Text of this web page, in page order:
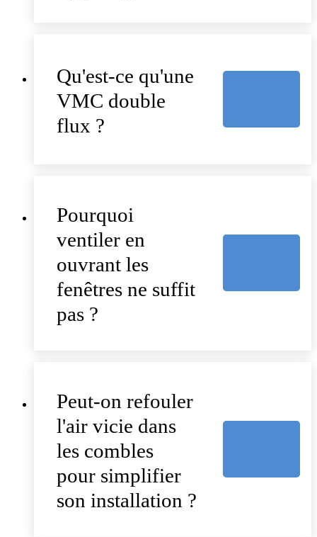
Qu'est-ce qu'une
VMC double
flux ?
Pourquoi
ventiler en
ouvrant les
fenêtres ne suffit
pas ?
Peut-on refouler
l'air vicie dans
les combles
pour simplifier
son installation ?